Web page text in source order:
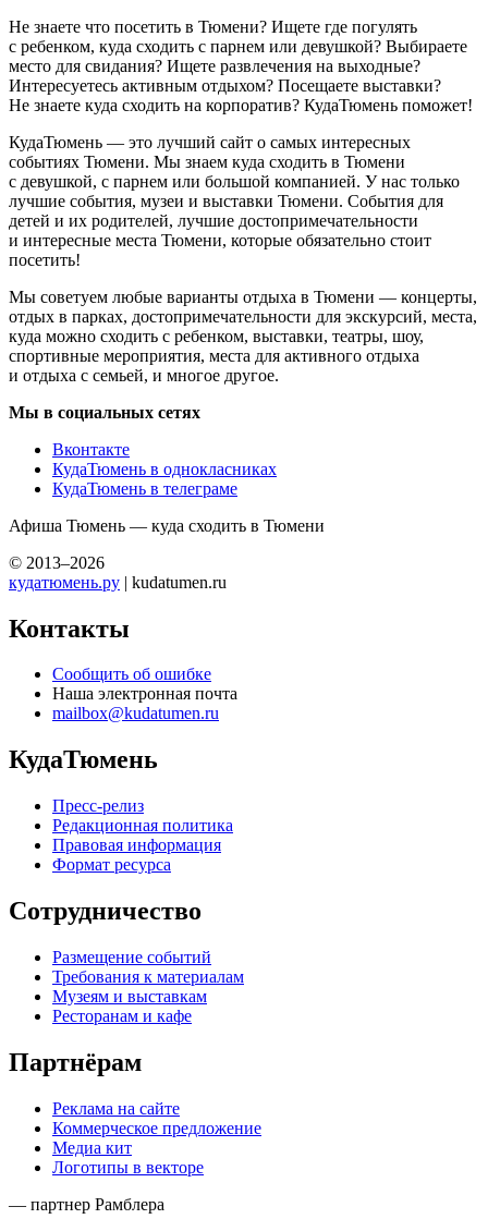
Не знаете что посетить в Тюмени? Ищете где погулять
с ребенком, куда сходить с парнем или девушкой? Выбираете
место для свидания? Ищете развлечения на выходные?
Интересуетесь активным отдыхом? Посещаете выставки?
Не знаете куда сходить на корпоратив? КудаТюмень поможет!
КудаТюмень — это лучший сайт о самых интересных
событиях Тюмени. Мы знаем куда сходить в Тюмени
с девушкой, с парнем или большой компанией. У нас только
лучшие события, музеи и выставки Тюмени. События для
детей и их родителей, лучшие достопримечательности
и интересные места Тюмени, которые обязательно стоит
посетить!
Мы советуем любые варианты отдыха в Тюмени — концерты,
отдых в парках, достопримечательности для экскурсий, места,
куда можно сходить с ребенком, выставки, театры, шоу,
спортивные мероприятия, места для активного отдыха
и отдыха с семьей, и многое другое.
Мы в социальных сетях
Вконтакте
КудаТюмень в однокласниках
КудаТюмень в телеграме
Афиша Тюмень — куда сходить в Тюмени
© 2013–2026
кудатюмень.ру | kudatumen.ru
Контакты
Сообщить об ошибке
Наша электронная почта
mailbox@kudatumen.ru
КудаТюмень
Пресс-релиз
Редакционная политика
Правовая информация
Формат ресурса
Сотрудничество
Размещение событий
Требования к материалам
Музеям и выставкам
Ресторанам и кафе
Партнёрам
Реклама на сайте
Коммерческое предложение
Медиа кит
Логотипы в векторе
— партнер Рамблера